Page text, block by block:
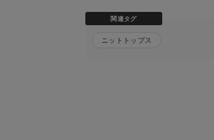
関連タグ
ニットトップス